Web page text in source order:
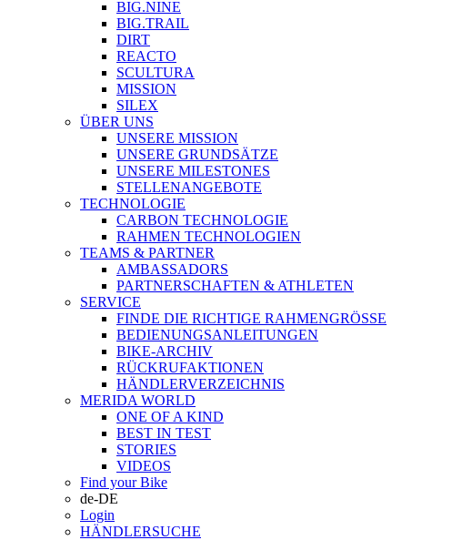
BIG.NINE
BIG.TRAIL
DIRT
REACTO
SCULTURA
MISSION
SILEX
ÜBER UNS
UNSERE MISSION
UNSERE GRUNDSÄTZE
UNSERE MILESTONES
STELLENANGEBOTE
TECHNOLOGIE
CARBON TECHNOLOGIE
RAHMEN TECHNOLOGIEN
TEAMS & PARTNER
AMBASSADORS
PARTNERSCHAFTEN & ATHLETEN
SERVICE
FINDE DIE RICHTIGE RAHMENGRÖSSE
BEDIENUNGSANLEITUNGEN
BIKE-ARCHIV
RÜCKRUFAKTIONEN
HÄNDLERVERZEICHNIS
MERIDA WORLD
ONE OF A KIND
BEST IN TEST
STORIES
VIDEOS
Find your Bike
de-DE
Login
HÄNDLERSUCHE